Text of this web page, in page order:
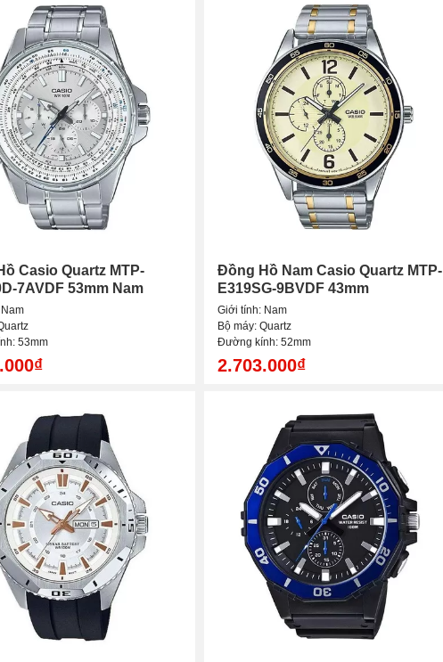
Casio Quartz MTP-
7AVDF 53mm Nam
53mm
Đồng Hồ Nam Casio Quartz MTP-
E319SG-9BVDF 43mm
Giới tính: Nam
Bộ máy: Quartz
Đường kính: 52mm
2.703.000₫